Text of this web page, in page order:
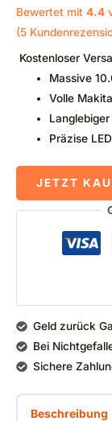
Bewertet mit 4.4
(5
Kostenloser
Massive
Volle
Präzise
JETZT
Geld zurück
Bei
Sichere
Beschreibung